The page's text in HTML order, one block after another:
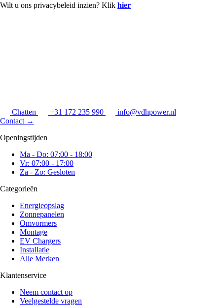
Wilt u ons privacybeleid inzien? Klik hier
Chatten +31 172 235 990
info@vdhpower.nl
Contact →
Openingstijden
Ma - Do: 07:00 - 18:00
Vr: 07:00 - 17:00
Za - Zo: Gesloten
Categorieën
Energieopslag
Zonnepanelen
Omvormers
Montage
EV Chargers
Installatie
Alle Merken
Klantenservice
Neem contact op
Veelgestelde vragen